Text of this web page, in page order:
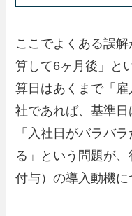
ここでよくある誤
算して6ヶ月後」と
算日はあくまで「
社であれば、基準
「入社日がバラバ
る」という問題が
付与）の導入動機に